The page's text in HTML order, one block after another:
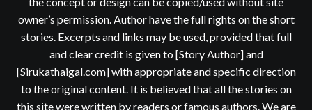
owner’s permission. Author have the full rights on the short
stories. Excerpts and links may be used, provided that full
and clear credit is given to [Story Author] and
[Sirukathaigal.com] with appropriate and specific direction
to the original content. It is believed that all the stories on
this site were written by readers or famous authors. We are